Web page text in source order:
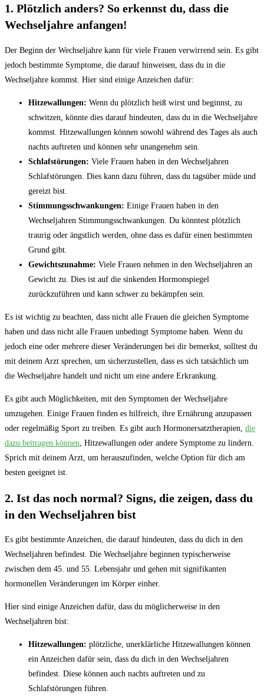
1. Plötzlich anders? So erkennst du, dass die
Wechseljahre anfangen!
Der Beginn der Wechseljahre kann für viele Frauen verwirrend sein. Es gibt
jedoch bestimmte Symptome, die darauf hinweisen, dass du in die
Wechseljahre kommst. Hier sind einige Anzeichen dafür:
Hitzewallungen: Wenn du plötzlich heiß wirst und beginnst, zu
schwitzen, könnte dies darauf hindeuten, dass du in die Wechseljahre
kommst. Hitzewallungen können sowohl während des Tages als auch
nachts auftreten und können sehr unangenehm sein.
Schlafstörungen: Viele Frauen haben in den Wechseljahren
Schlafstörungen. Dies kann dazu führen, dass du tagsüber müde und
gereizt bist.
Stimmungsschwankungen: Einige Frauen haben in den
Wechseljahren Stimmungsschwankungen. Du könntest plötzlich
traurig oder ängstlich werden, ohne dass es dafür einen bestimmten
Grund gibt.
Gewichtszunahme: Viele Frauen nehmen in den Wechseljahren an
Gewicht zu. Dies ist auf die sinkenden Hormonspiegel
zurückzuführen und kann schwer zu bekämpfen sein.
Es ist wichtig zu beachten, dass nicht alle Frauen die gleichen Symptome
haben und dass nicht alle Frauen unbedingt Symptome haben. Wenn du
jedoch eine oder mehrere dieser Veränderungen bei dir bemerkst, solltest du
mit deinem Arzt sprechen, um sicherzustellen, dass es sich tatsächlich um
die Wechseljahre handelt und nicht um eine andere Erkrankung.
Es gibt auch Möglichkeiten, mit den Symptomen der Wechseljahre
umzugehen. Einige Frauen finden es hilfreich, ihre Ernährung anzupassen
oder regelmäßig Sport zu treiben. Es gibt auch Hormonersatztherapien, die
dazu beitragen können, Hitzewallungen oder andere Symptome zu lindern.
Sprich mit deinem Arzt, um herauszufinden, welche Option für dich am
besten geeignet ist.
2. Ist das noch normal? Signs, die zeigen, dass du
in den Wechseljahren bist
Es gibt bestimmte Anzeichen, die darauf hindeuten, dass du dich in den
Wechseljahren befindest. Die Wechseljahre beginnen typischerweise
zwischen dem 45. und 55. Lebensjahr und gehen mit signifikanten
hormonellen Veränderungen im Körper einher.
Hier sind einige Anzeichen dafür, dass du möglicherweise in den
Wechseljahren bist:
Hitzewallungen: plötzliche, unerklärliche Hitzewallungen können
ein Anzeichen dafür sein, dass du dich in den Wechseljahren
befindest. Diese können auch nachts auftreten und zu
Schlafstörungen führen.